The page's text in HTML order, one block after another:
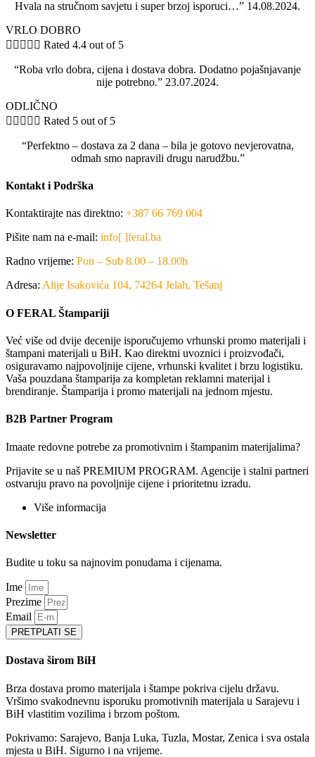
Hvala na stručnom savjetu i super brzoj isporuci…” 14.08.2024.
VRLO DOBRO
     Rated 4.4 out of 5
“Roba vrlo dobra, cijena i dostava dobra. Dodatno pojašnjavanje
nije potrebno.” 23.07.2024.
ODLIČNO
     Rated 5 out of 5
“Perfektno – dostava za 2 dana – bila je gotovo nevjerovatna,
odmah smo napravili drugu narudžbu.”
Kontakt i Podrška
Kontaktirajte nas direktno: +387 66 769 004
Pišite nam na e-mail: info[ ]feral.ba
Radno vrijeme: Pon – Sub 8.00 – 18.00h
Adresa: Alije Isakovića 104, 74264 Jelah, Tešanj
O FERAL Štampariji
Već više od dvije decenije isporučujemo vrhunski promo materijali i
štampani materijali u BiH. Kao direktni uvoznici i proizvođači,
osiguravamo najpovoljnije cijene, vrhunski kvalitet i brzu logistiku.
Vaša pouzdana štamparija za kompletan reklamni materijal i
brendiranje. Štamparija i promo materijali na jednom mjestu.
B2B Partner Program
Imaate redovne potrebe za promotivnim i štampanim materijalima?
Prijavite se u naš PREMIUM PROGRAM. Agencije i stalni partneri
ostvaruju pravo na povoljnije cijene i prioritetnu izradu.
Više informacija
Newsletter
Budite u toku sa najnovim ponudama i cijenama.
Ime
Prezime
Email
PRETPLATI SE
Dostava širom BiH
Brza dostava promo materijala i štampe pokriva cijelu državu.
Vršimo svakodnevnu isporuku promotivnih materijala u Sarajevu i
BiH vlastitim vozilima i brzom poštom.
Pokrivamo: Sarajevo, Banja Luka, Tuzla, Mostar, Zenica i sva ostala
mjesta u BiH. Sigurno i na vrijeme.